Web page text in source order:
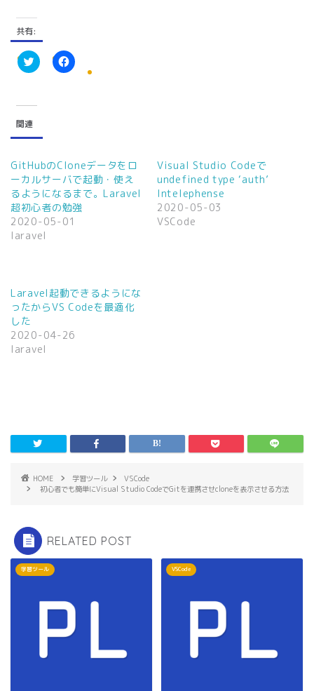
共有:
ク
し
て
T
w
t
e
r
で
共
有
(
新
し
ウ
で
開
き
ま
す
)
F
有
す
る
に
は
ク
リ
ッ
い
(
新
ウ
関連
GitHubのCloneデータをロ
ーカルサーバで起動・使え
るようになるまで。Laravel
超初心者の勉強
2020-05-01
laravel
Visual Studio Codeで
undefined type ‘auth’
Intelephense
2020-05-03
VSCode
Laravel起動できるようにな
ったからVS Codeを最適化
した
2020-04-26
laravel
HOME 学習ツール
VSCode
初心者でも簡単にVisual Studio CodeでGitを連携させcloneを表示させる方法
RELATED POST
学習ツール VSCode